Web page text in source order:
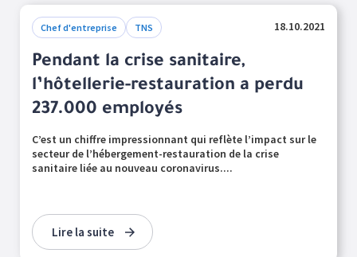
Chef d'entreprise TNS 18.10.2021
Pendant la crise sanitaire,
l’hôtellerie-restauration a perdu
237.000 employés
C’est un chiffre impressionnant qui reflète l’impact sur le
secteur de l’hébergement-restauration de la crise
sanitaire liée au nouveau coronavirus....
Lire la suite